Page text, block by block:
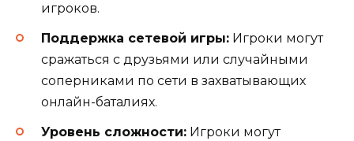
игроков.
Поддержка сетевой игры: Игроки могут
сражаться с друзьями или случайными
соперниками по сети в захватывающих
онлайн-баталиях.
Уровень сложности: Игроки могут